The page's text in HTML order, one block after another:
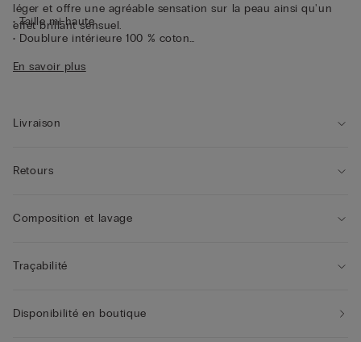
léger et offre une agréable sensation sur la peau ainsi qu'un
effet brillant sensuel.
• Taille mi-haute
• Doublure intérieure 100 % coton
• Le mannequin mesure 1,75 m et porte une taille S
En savoir plus
Livraison
Retours
Composition et lavage
Traçabilité
Disponibilité en boutique